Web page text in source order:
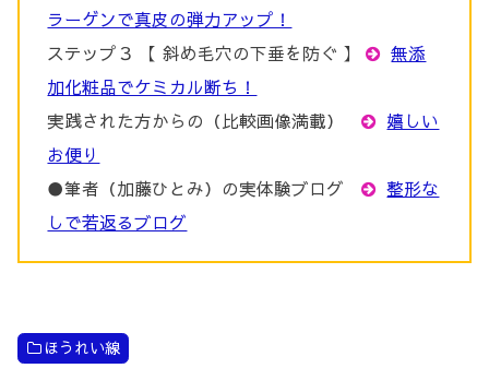
ラーゲンで真皮の弾力アップ！
ステップ３ 【 斜め毛穴の下垂を防ぐ 】
無添
加化粧品でケミカル断ち！
実践された方からの（比較画像満載）
嬉しい
お便り
●筆者（加藤ひとみ）の実体験ブログ
整形な
しで若返るブログ
ほうれい線